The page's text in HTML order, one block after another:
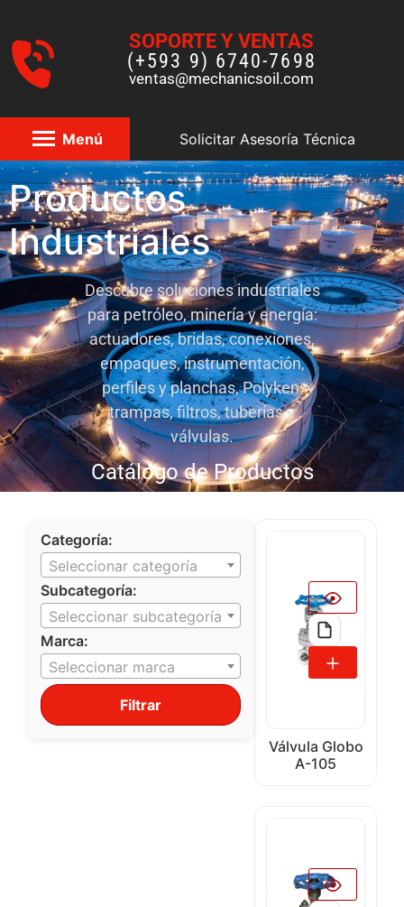
SOPORTE Y VENTAS
(+593 9) 6740-7698
ventas@mechanicsoil.com
Solicitar Asesoría Técnica
Menú
Productos
Industriales
Descubre soluciones industriales
para petróleo, minería y energía:
actuadores, bridas, conexiones,
empaques, instrumentación,
perfiles y planchas, Polyken,
trampas, filtros, tuberías y
válvulas.
Catálogo de Productos
Categoría:
Seleccionar categoría
Subcategoría:
Seleccionar subcategoría
Marca:
Seleccionar marca
Filtrar
Válvula Globo
A-105